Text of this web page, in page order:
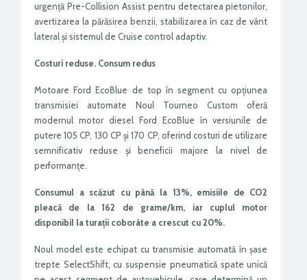
urgență Pre-Collision Assist pentru detectarea pietonilor,
avertizarea la părăsirea benzii, stabilizarea în caz de vânt
lateral și sistemul de Cruise control adaptiv.
Costuri reduse. Consum redus
Motoare Ford EcoBlue de top în segment cu opțiunea
transmisiei automate Noul Tourneo Custom oferă
modernul motor diesel Ford EcoBlue în versiunile de
putere 105 CP, 130 CP și 170 CP, oferind costuri de utilizare
semnificativ reduse și beneficii majore la nivel de
performanțe.
Consumul a scăzut cu până la 13%, emisiile de CO2
pleacă de la 162 de grame/km, iar cuplul motor
disponibil la turații coborâte a crescut cu 20%.
Noul model este echipat cu transmisie automată în șase
trepte SelectShift, cu suspensie pneumatică spate unică